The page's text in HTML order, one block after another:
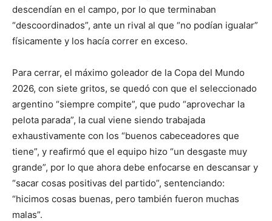
descendían en el campo, por lo que terminaban
“descoordinados”, ante un rival al que “no podían igualar”
físicamente y los hacía correr en exceso.
Para cerrar, el máximo goleador de la Copa del Mundo
2026, con siete gritos, se quedó con que el seleccionado
argentino “siempre compite”, que pudo “aprovechar la
pelota parada”, la cual viene siendo trabajada
exhaustivamente con los “buenos cabeceadores que
tiene”, y reafirmó que el equipo hizo “un desgaste muy
grande”, por lo que ahora debe enfocarse en descansar y
“sacar cosas positivas del partido”, sentenciando:
“hicimos cosas buenas, pero también fueron muchas
malas”.